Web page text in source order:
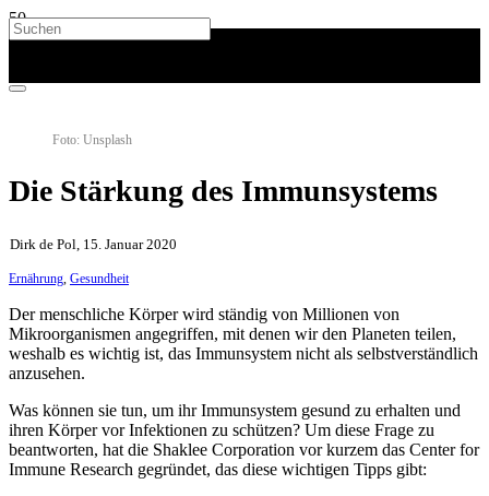
Foto: Unsplash
Die Stärkung des Immunsystems
Dirk de Pol, 15. Januar 2020
Ernährung, Gesundheit
Der menschliche Körper wird ständig von Millionen von
Mikroorganismen angegriffen, mit denen wir den Planeten teilen,
weshalb es wichtig ist, das Immunsystem nicht als selbstverständlich
anzusehen.
Was können sie tun, um ihr Immunsystem gesund zu erhalten und
ihren Körper vor Infektionen zu schützen? Um diese Frage zu
beantworten, hat die Shaklee Corporation vor kurzem das Center for
Immune Research gegründet, das diese wichtigen Tipps gibt: